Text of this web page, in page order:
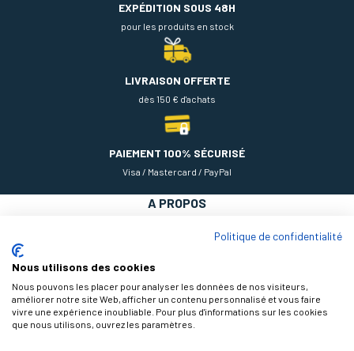
EXPÉDITION SOUS 48H
pour les produits en stock
LIVRAISON OFFERTE
dès 150 € d'achats
PAIEMENT 100% SÉCURISÉ
Visa / Mastercard / PayPal
A PROPOS
Politique de confidentialité
Nous utilisons des cookies
Nous pouvons les placer pour analyser les données de nos visiteurs,
améliorer notre site Web, afficher un contenu personnalisé et vous faire
vivre une expérience inoubliable. Pour plus d'informations sur les cookies
que nous utilisons, ouvrez les paramètres.